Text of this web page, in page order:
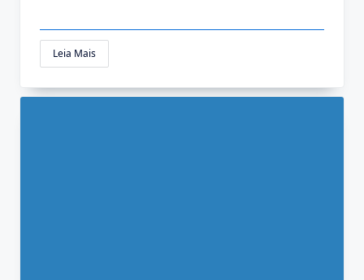
Leia Mais